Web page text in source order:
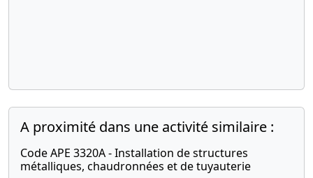
A proximité dans une activité similaire :
Code APE 3320A - Installation de structures
métalliques, chaudronnées et de tuyauterie